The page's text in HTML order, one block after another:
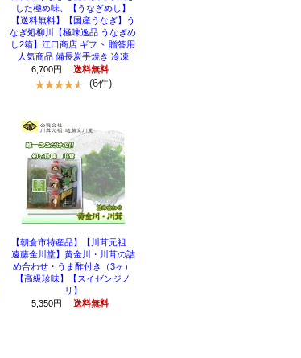
した極め味、【うなぎめし】
【送料無料】【国産うなぎ】う
なぎ処柳川【極味逸品 うなぎめ
し2箱】江口商店 ギフト 贈答用
人気商品 備長炭手焼き 冷凍
6,700円
送料無料
(6件)
【朝倉市特産品】【川茸元祖
遠藤金川堂】黄金川・川茸の詰
め合わせ・うま酢付き（3ヶ）
【高級珍味】【スイゼンジノ
リ】
5,350円
送料無料